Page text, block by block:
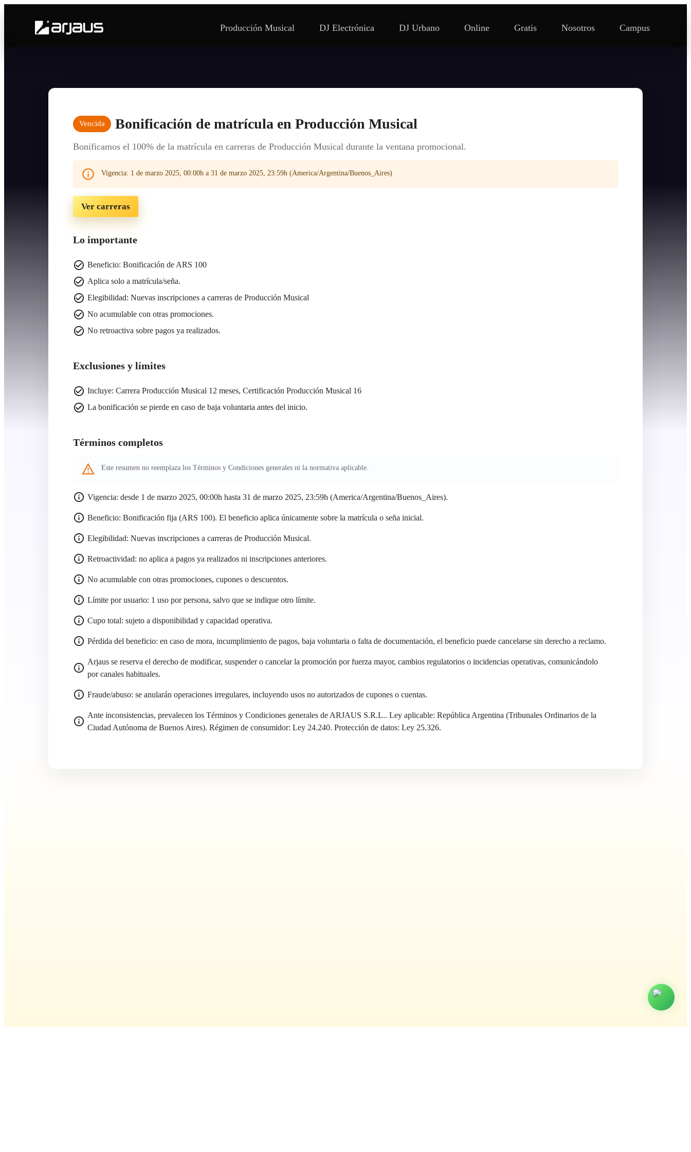
Producción Musical DJ Electrónica DJ Urbano Online Gratis Nosotros Campus
Vencida Bonificación de matrícula en Producción Musical
Bonificamos el 100% de la matrícula en carreras de Producción Musical durante la ventana promocional.
Vigencia: 1 de marzo 2025, 00:00h a 31 de marzo 2025, 23:59h (America/Argentina/Buenos_Aires)
Ver carreras
Lo importante
Beneficio: Bonificación de ARS 100
Aplica solo a matrícula/seña.
Elegibilidad: Nuevas inscripciones a carreras de Producción Musical
No acumulable con otras promociones.
No retroactiva sobre pagos ya realizados.
Exclusiones y límites
Incluye: Carrera Producción Musical 12 meses, Certificación Producción Musical 16
La bonificación se pierde en caso de baja voluntaria antes del inicio.
Términos completos
Este resumen no reemplaza los Términos y Condiciones generales ni la normativa aplicable.
Vigencia: desde 1 de marzo 2025, 00:00h hasta 31 de marzo 2025, 23:59h (America/Argentina/Buenos_Aires).
Beneficio: Bonificación fija (ARS 100). El beneficio aplica únicamente sobre la matrícula o seña inicial.
Elegibilidad: Nuevas inscripciones a carreras de Producción Musical.
Retroactividad: no aplica a pagos ya realizados ni inscripciones anteriores.
No acumulable con otras promociones, cupones o descuentos.
Límite por usuario: 1 uso por persona, salvo que se indique otro límite.
Cupo total: sujeto a disponibilidad y capacidad operativa.
Pérdida del beneficio: en caso de mora, incumplimiento de pagos, baja voluntaria o falta de documentación, el beneficio puede cancelarse sin derecho a reclamo.
Arjaus se reserva el derecho de modificar, suspender o cancelar la promoción por fuerza mayor, cambios regulatorios o incidencias operativas, comunicándolo
por canales habituales.
Fraude/abuso: se anularán operaciones irregulares, incluyendo usos no autorizados de cupones o cuentas.
Ante inconsistencias, prevalecen los Términos y Condiciones generales de ARJAUS S.R.L.. Ley aplicable: República Argentina (Tribunales Ordinarios de la
Ciudad Autónoma de Buenos Aires). Régimen de consumidor: Ley 24.240. Protección de datos: Ley 25.326.